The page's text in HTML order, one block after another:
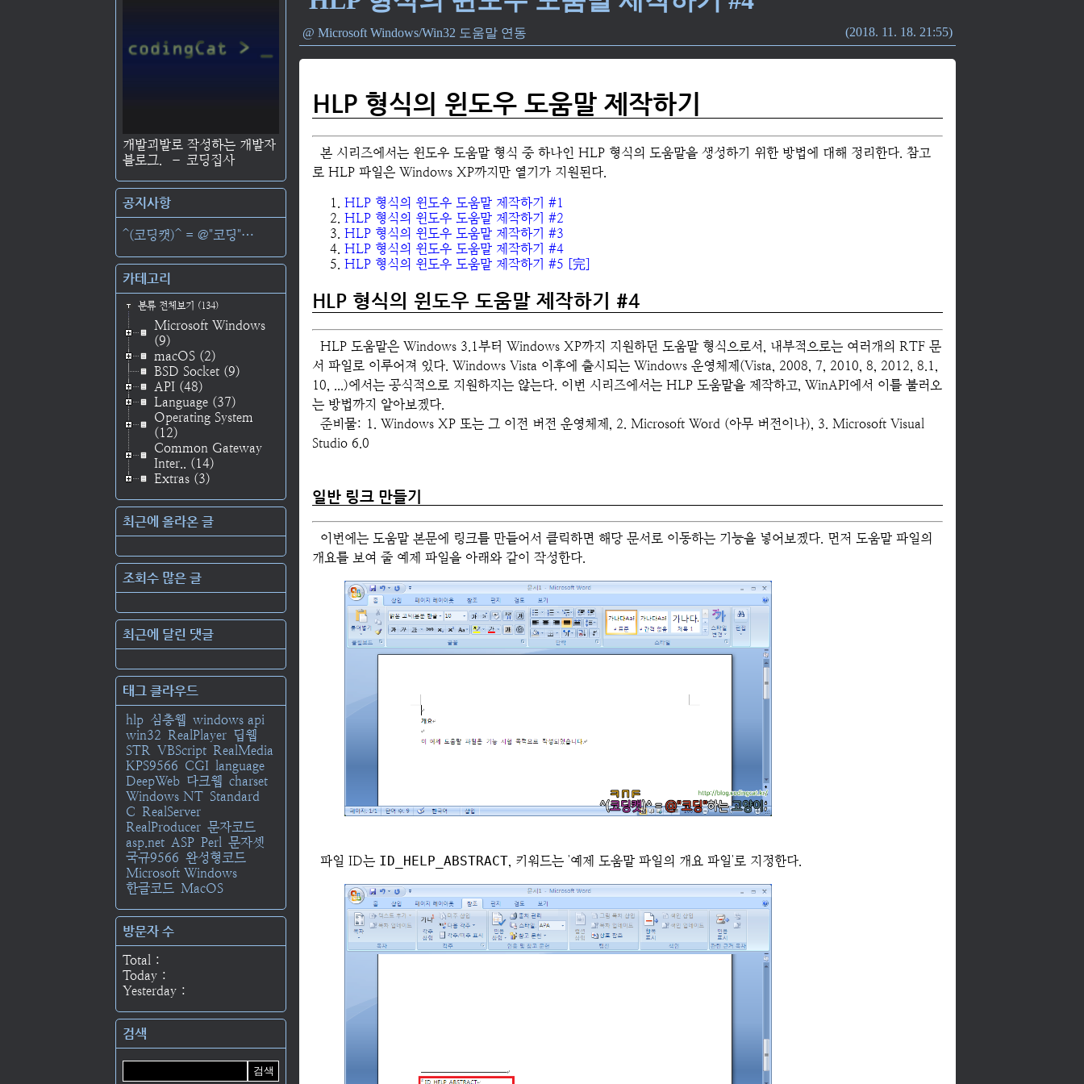
개발괴발로 작성하는 개발자
블로그. –코딩집사
공지사항
^(코딩캣)^ = @"코딩"⋯
카테고리
분류 전체보기 (134)
Microsoft Windows
(9)
macOS (2)
BSD Socket (9)
API (48)
Language (37)
Operating System
(12)
Common Gateway
Inter.. (14)
Extras (3)
최근에 올라온 글
조회수 많은 글
최근에 달린 댓글
태그 클라우드
hlp 심층웹 windows api
win32 RealPlayer 딥웹
STR VBScript RealMedia
KPS9566 CGI language
DeepWeb 다크웹 charset
Windows NT Standard
C RealServer
RealProducer 문자코드
asp.net ASP Perl 문자셋
국규9566 완성형코드
Microsoft Windows
한글코드 MacOS
방문자 수
Total :
Today :
Yesterday :
검색
Microsoft Windows/Win32 도움말 연동 2018. 11. 18. 21:55
HLP 형식의 윈도우 도움말 제작하기
본 시리즈에서는 윈도우 도움말 형식 중 하나인 HLP 형식의 도움말을 생성하기 위한 방법에 대해 정리한다. 참고
로 HLP 파일은 Windows XP까지만 열기가 지원된다.
HLP 형식의 윈도우 도움말 제작하기 #1
HLP 형식의 윈도우 도움말 제작하기 #2
HLP 형식의 윈도우 도움말 제작하기 #3
HLP 형식의 윈도우 도움말 제작하기 #4
HLP 형식의 윈도우 도움말 제작하기 #5 [完]
HLP 형식의 윈도우 도움말 제작하기 #4
HLP 도움말은 Windows 3.1부터 Windows XP까지 지원하던 도움말 형식으로서, 내부적으로는 여러개의 RTF 문
서 파일로 이루어져 있다. Windows Vista 이후에 출시되는 Windows 운영체제(Vista, 2008, 7, 2010, 8, 2012, 8.1,
10, ...)에서는 공식적으로 지원하지는 않는다. 이번 시리즈에서는 HLP 도움말을 제작하고, WinAPI에서 이를 불러오
는 방법까지 알아보겠다.
준비물: 1. Windows XP 또는 그 이전 버전 운영체제, 2. Microsoft Word (아무 버전이나), 3. Microsoft Visual
Studio 6.0
일반 링크 만들기
이번에는 도움말 본문에 링크를 만들어서 클릭하면 해당 문서로 이동하는 기능을 넣어보겠다. 먼저 도움말 파일의
개요를 보여 줄 예제 파일을 아래와 같이 작성한다.
파일 ID는 ID_HELP_ABSTRACT, 키워드는 '예제 도움말 파일의 개요 파일'로 지정한다.